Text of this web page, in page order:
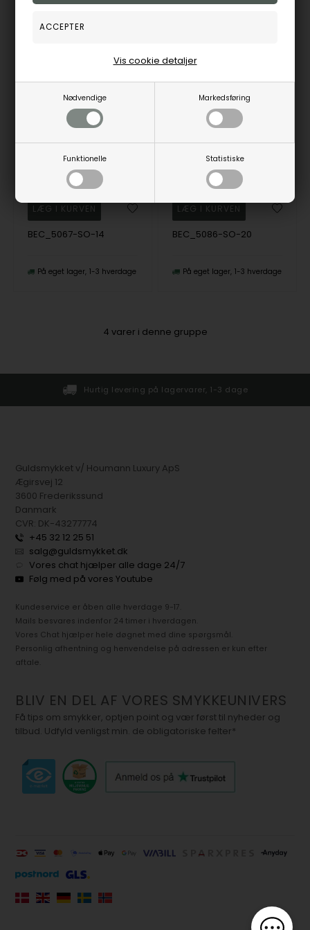
Nødvendige Markedsføring
Funktionelle Statistiske
Vis cookie detaljer
DKK
Vejl. udsalgspris 495,00
BEC_5067-SO-14
På eget lager 1-3 hverdage
552,50 DKK
Vejl. udsalgspris
BEC_5086-SO-20
På eget lager 1-3 hverdage
4 varer i denne gruppe
1-3 dage Gratis pakkelevering ved køb
Guldsmykket v/ Houmann Luxury ApS
Ægirsvej 12
3600 Frederikssund
Danmark
CVR: DK-43277774
+45 32 12 25 51
salg@guldsmykket.dk
Vores chat hjælper alle dage 24/7
Følg med på vores Youtube
Kundeservice er åben alle hverdage 9-17.
Mails besvares indenfor 24 timer i hverdagen.
Vores Chat hjælper hele døgnet med dine spørgsmål.
Personlig afhentning og henvendelse på adressen er kun efter
aftale.
BLIV EN DEL AF VORES SMYKKEUNIVERS
Få tips om smykker, optjen point og vær først til nyheder og
tilbud. Udfyld venligst min. de obligatoriske felter*